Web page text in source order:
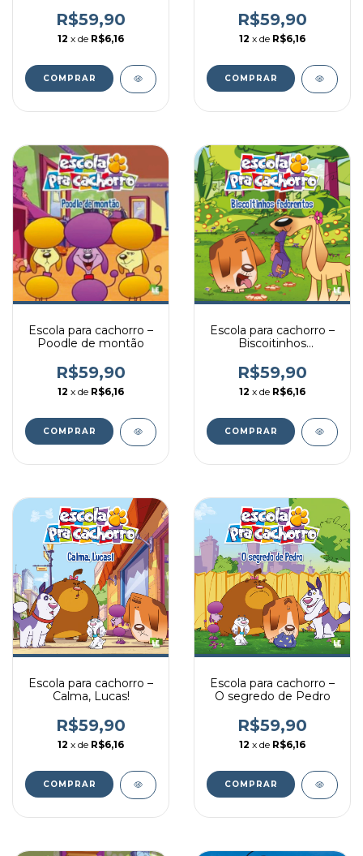
R$59,90
12 x de R$6,16
R$59,90
12 x de R$6,16
Escola para cachorro –
Poodle de montão
R$59,90
12 x de R$6,16
Escola para cachorro –
Biscoitinhos
R$59,90
12 x de R$6,16
Escola para cachorro –
Calma, Lucas!
R$59,90
12 x de R$6,16
Escola para cachorro –
O segredo de Pedro
R$59,90
12 x de R$6,16